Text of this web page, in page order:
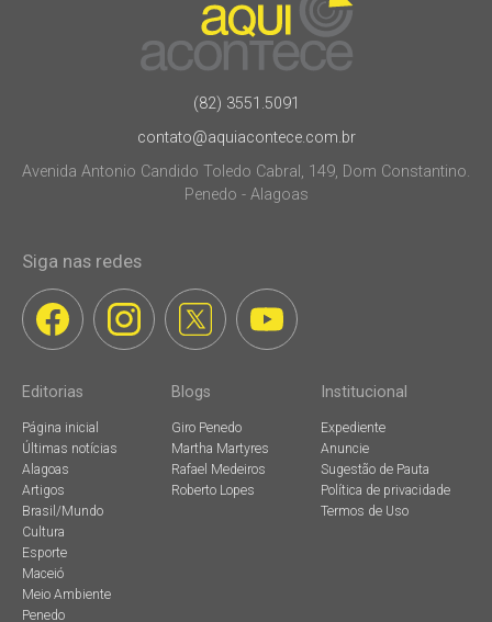
(82) 3551.5091
contato@aquiacontece.com.br
Avenida Antonio Candido Toledo Cabral, 149, Dom Constantino.
Penedo - Alagoas
Siga nas redes
Editorias
Página inicial
Últimas notícias
Alagoas
Artigos
Brasil/Mundo
Cultura
Esporte
Maceió
Meio Ambiente
Penedo
Blogs
Giro Penedo
Martha Martyres
Rafael Medeiros
Roberto Lopes
Institucional
Expediente
Anuncie
Sugestão de Pauta
Política de privacidade
Termos de Uso